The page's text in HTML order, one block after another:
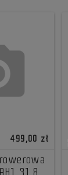
499,00 zł